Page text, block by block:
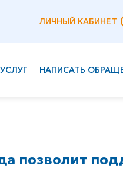
ЛИЧНЫЙ КАБИНЕТ
НАПИСАТЬ
позволит